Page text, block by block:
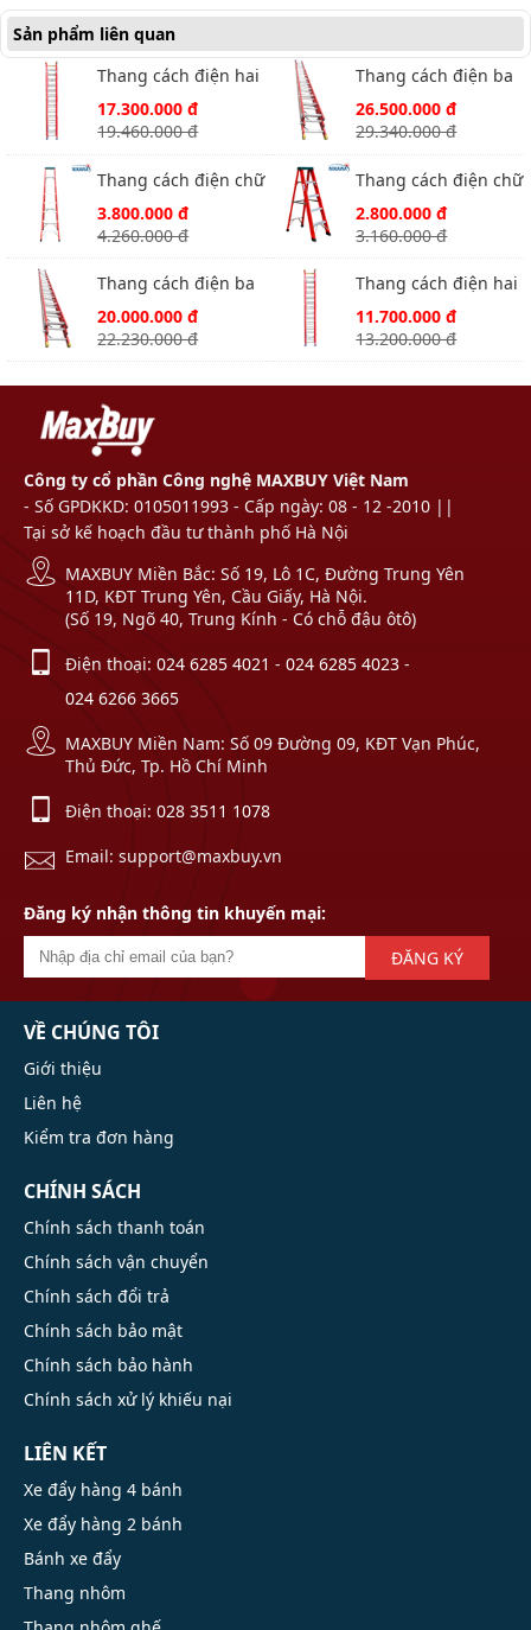
Sản phẩm liên quan
Thang cách điện hai
đoạn Nikawa NKL-90
17.300.000 đ
19.460.000 đ
Thang cách điện ba
đoạn Nikawa NKL-
120
26.500.000 đ
29.340.000 đ
Thang cách điện chữ
A Nikawa NKJ-8C
3.800.000 đ
4.260.000 đ
Thang cách điện chữ
A Nikawa NKJ-5C
2.800.000 đ
3.160.000 đ
Thang cách điện ba
đoạn Nikawa NKL-
100
20.000.000 đ
22.230.000 đ
Thang cách điện hai
đoạn Nikawa NKL-60
11.700.000 đ
13.200.000 đ
Công ty cổ phần Công nghệ MAXBUY Việt Nam
- Số GPDKKD: 0105011993 - Cấp ngày: 08 - 12 -2010 ||
Tại sở kế hoạch đầu tư thành phố Hà Nội
MAXBUY Miền Bắc: Số 19, Lô 1C, Đường Trung Yên
11D, KĐT Trung Yên, Cầu Giấy, Hà Nội.
(Số 19, Ngõ 40, Trung Kính - Có chỗ đậu ôtô)
Điện thoại: 024 6285 4021 - 024 6285 4023 -
024 6266 3665
MAXBUY Miền Nam: Số 09 Đường 09, KĐT Vạn Phúc,
Thủ Đức, Tp. Hồ Chí Minh
Điện thoại: 028 3511 1078
Email: support@maxbuy.vn
Đăng ký nhận thông tin khuyến mại:
ĐĂNG KÝ
VỀ CHÚNG TÔI
Giới thiệu
Liên hệ
Kiểm tra đơn hàng
CHÍNH SÁCH
Chính sách thanh toán
Chính sách vận chuyển
Chính sách đổi trả
Chính sách bảo mật
Chính sách bảo hành
Chính sách xử lý khiếu nại
LIÊN KẾT
Xe đẩy hàng 4 bánh
Xe đẩy hàng 2 bánh
Bánh xe đẩy
Thang nhôm